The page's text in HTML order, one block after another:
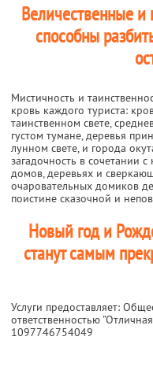
Величественные и
способны
Мистичность и
кровь каждого туриста:
таинственном свете,
густом тумане, деревья
лунном свете, и города
загадочность в сочетании
домов, деревьях и
очаровательных домиков
поистине сказочной и
Новый год и
станут самым
Услуги предоставляет:
ответственностью
1097746754049